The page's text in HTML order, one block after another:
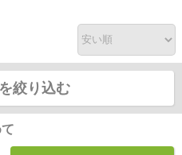
絞り込む